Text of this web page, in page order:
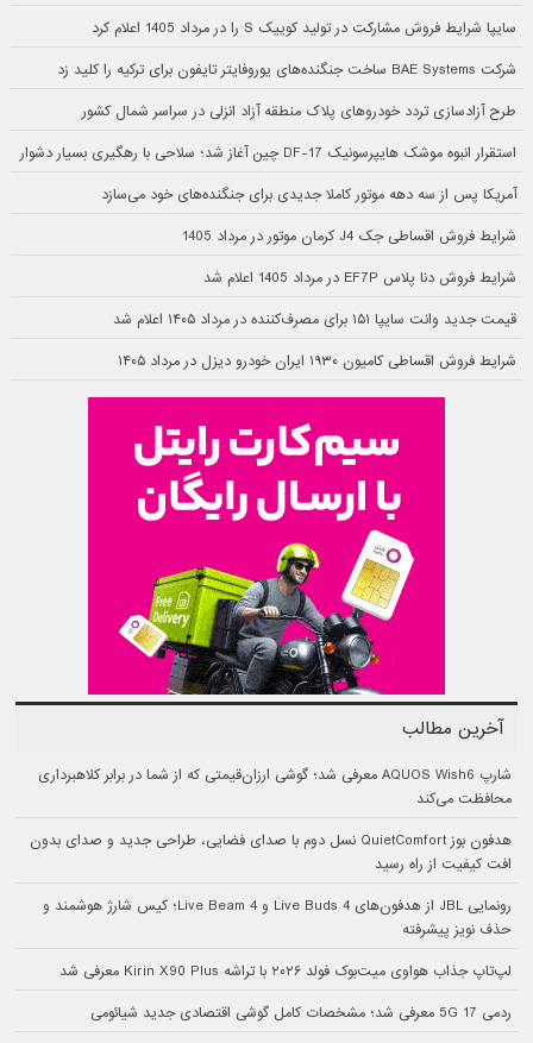
سایپا شرایط فروش مشارکت در تولید کوییک S را در مرداد 1405 اعلام کرد
شرکت BAE Systems ساخت جنگنده‌های یوروفایتر تایفون برای ترکیه را کلید زد
طرح آزادسازی تردد خودروهای پلاک منطقه آزاد انزلی در سراسر شمال کشور
استقرار انبوه موشک هایپرسونیک DF-17 چین آغاز شد؛ سلاحی با رهگیری بسیار دشوار
آمریکا پس از سه دهه موتور کاملا جدیدی برای جنگنده‌های خود می‌سازد
شرایط فروش اقساطی جک J4 کرمان موتور در مرداد 1405
شرایط فروش دنا پلاس EF7P در مرداد 1405 اعلام شد
قیمت جدید وانت سایپا ۱۵۱ برای مصرف‌کننده در مرداد ۱۴۰۵ اعلام شد
شرایط فروش اقساطی کامیون ۱۹۳۰ ایران خودرو دیزل در مرداد ۱۴۰۵
آخرین مطالب
شارپ AQUOS Wish6 معرفی شد؛ گوشی ارزان‌قیمتی که از شما در برابر کلاهبرداری
محافظت می‌کند
هدفون بوز QuietComfort نسل دوم با صدای فضایی، طراحی جدید و صدای بدون
افت کیفیت از راه رسید
رونمایی JBL از هدفون‌های Live Buds 4 و Live Beam 4؛ کیس شارژ هوشمند و
حذف نویز پیشرفته
لپ‌تاپ جذاب هواوی میت‌بوک فولد ۲۰۲۶ با تراشه Kirin X90 Plus معرفی شد
ردمی 17 5G معرفی شد؛ مشخصات کامل گوشی اقتصادی جدید شیائومی